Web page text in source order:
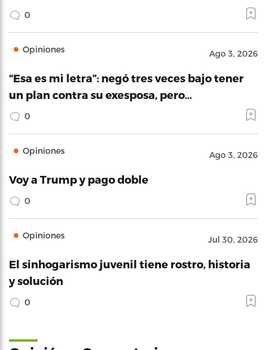
0
Opiniones Ago 3, 2026
“Esa es mi letra”: negó tres veces bajo tener
un plan contra su exesposa, pero…
0
Opiniones Ago 3, 2026
Voy a Trump y pago doble
0
Opiniones Jul 30, 2026
El sinhogarismo juvenil tiene rostro, historia
y solución
0